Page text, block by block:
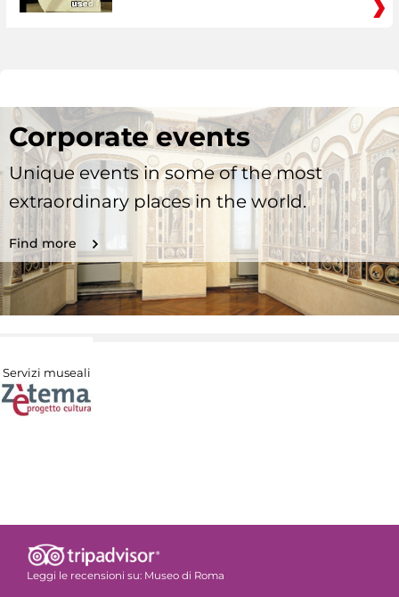
Corporate events
Unique events in some of the most
extraordinary places in the world.
Find more
Servizi museali
Leggi le recensioni su: Museo di Roma